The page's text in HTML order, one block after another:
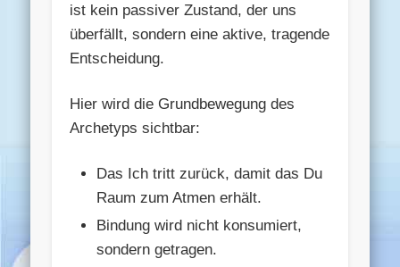
ist kein passiver Zustand, der uns
überfällt, sondern eine aktive, tragende
Entscheidung.
Hier wird die Grundbewegung des
Archetyps sichtbar:
Das Ich tritt zurück, damit das Du
Raum zum Atmen erhält.
Bindung wird nicht konsumiert,
sondern getragen.